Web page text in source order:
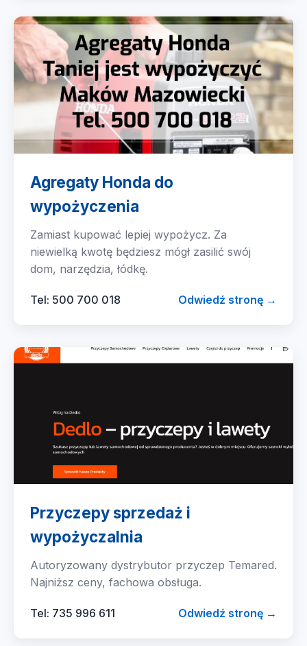
Agregaty Honda do
wypożyczenia
Zamiast kupować lepiej wypożycz. Za
niewielką kwotę będziesz mógł zasilić swój
dom, narzędzia, łódkę.
Tel: 500 700 018 Odwiedź stronę →
Przyczepy sprzedaż i
wypożyczalnia
Autoryzowany dystrybutor przyczep Temared.
Najniższ ceny, fachowa obsługa.
Tel: 735 996 611 Odwiedź stronę →